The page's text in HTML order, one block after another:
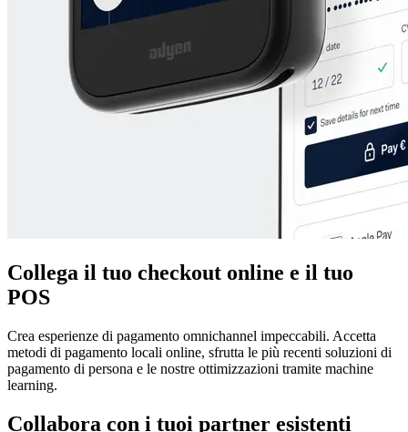
Collega il tuo checkout online e il tuo
POS
Crea esperienze di pagamento omnichannel impeccabili. Accetta
metodi di pagamento locali online, sfrutta le più recenti soluzioni di
pagamento di persona e le nostre ottimizzazioni tramite machine
learning.
Collabora con i tuoi partner esistenti